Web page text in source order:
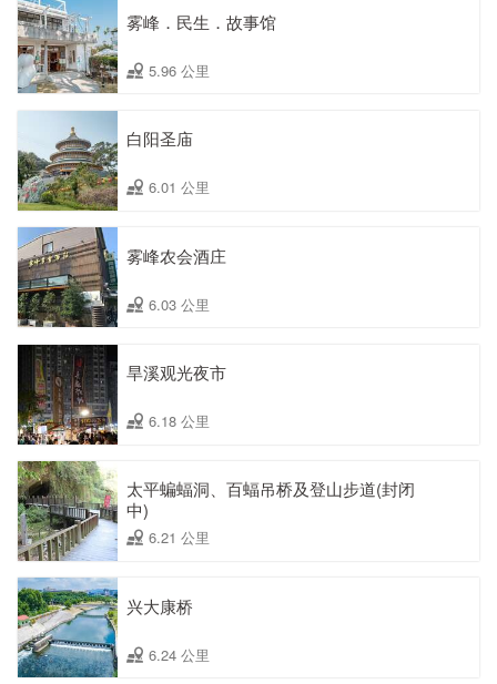
雾峰．民生．故事馆
5.96 公里
白阳圣庙
6.01 公里
雾峰农会酒庄
6.03 公里
旱溪观光夜市
6.18 公里
太平蝙蝠洞、百蝠吊桥及登山步道(封闭
中)
6.21 公里
兴大康桥
6.24 公里